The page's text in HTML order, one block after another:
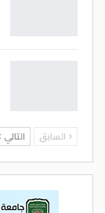
السابق التالي